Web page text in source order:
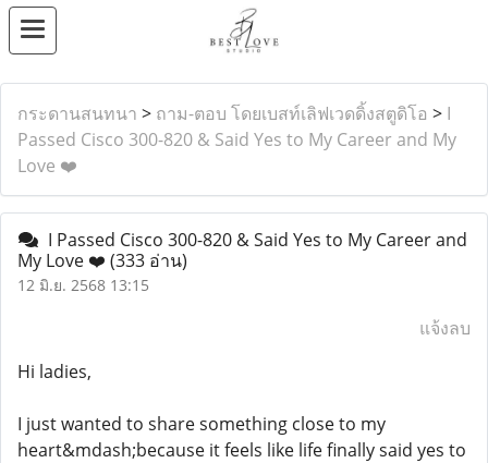
กระดานสนทนา > ถาม-ตอบ โดยเบสท์เลิฟเวดดิ้งสตูดิโอ > I
Passed Cisco 300-820 & Said Yes to My Career and My
Love ❤️
I Passed Cisco 300-820 & Said Yes to My Career and
My Love ❤️ (333 อ่าน)
12 มิ.ย. 2568 13:15
แจ้งลบ
Hi ladies,
I just wanted to share something close to my
heart&mdash;because it feels like life finally said yes to